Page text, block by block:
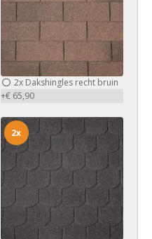
2xDakshingles recht bruin
+€ 65,90
2x